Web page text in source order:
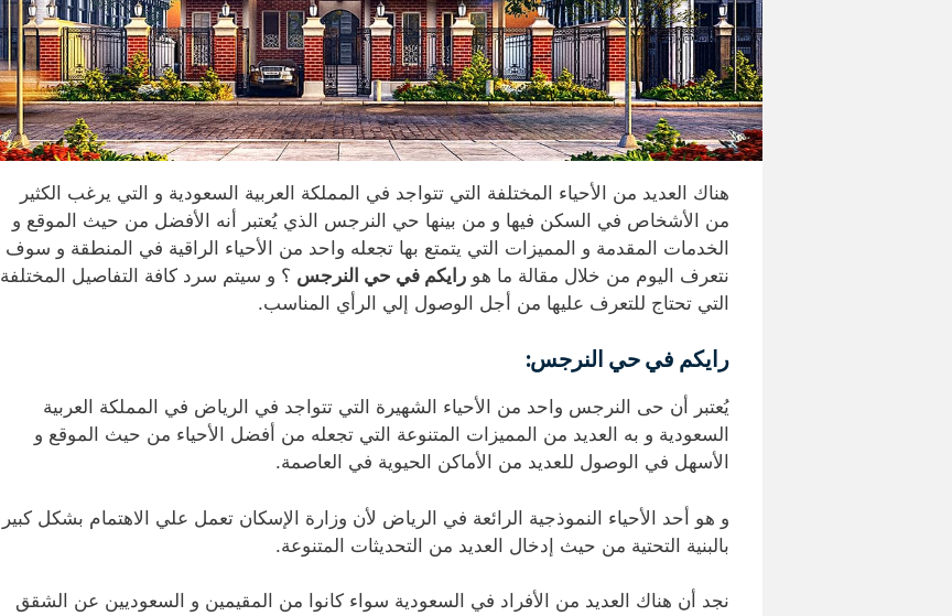
هناك العديد من الأحياء المختلفة التي تتواجد في المملكة العربية السعودية و التي يرغب الكثير
من الأشخاص في السكن فيها و من بينها حي النرجس الذي يُعتبر أنه الأفضل من حيث الموقع و
الخدمات المقدمة و المميزات التي يتمتع بها تجعله واحد من الأحياء الراقية في المنطقة و سوف
نتعرف اليوم من خلال مقالة ما هو رايكم في حي النرجس ؟ و سيتم سرد كافة التفاصيل المختلفة
التي تحتاج للتعرف عليها من أجل الوصول إلي الرأي المناسب.
رايكم في حي النرجس:
يُعتبر أن حى النرجس واحد من الأحياء الشهيرة التي تتواجد في الرياض في المملكة العربية
السعودية و به العديد من المميزات المتنوعة التي تجعله من أفضل الأحياء من حيث الموقع و
الأسهل في الوصول للعديد من الأماكن الحيوية في العاصمة.
و هو أحد الأحياء النموذجية الرائعة في الرياض لأن وزارة الإسكان تعمل علي الاهتمام بشكل كبير
بالبنية التحتية من حيث إدخال العديد من التحديثات المتنوعة.
نجد أن هناك العديد من الأفراد في السعودية سواء كانوا من المقيمين و السعوديين عن الشقق